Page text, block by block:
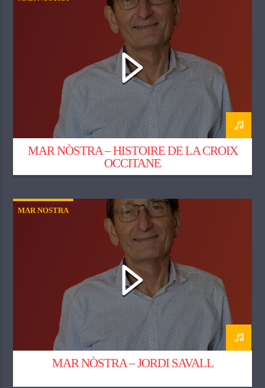
MAR NÒSTRA – HISTOIRE DE LA CROIX
OCCITANE
MAR NOSTRA
MAR NÒSTRA – JORDI SAVALL